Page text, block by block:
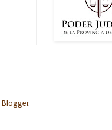
Blogger.